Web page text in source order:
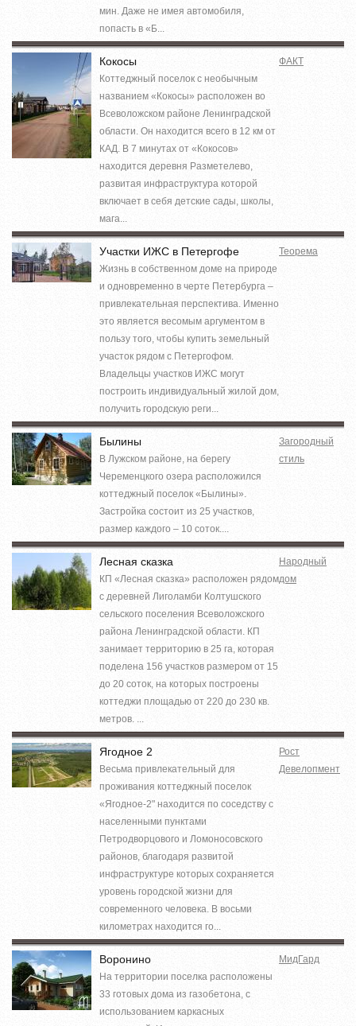
мин. Даже не имея автомобиля,
попасть в «Б...
Кокосы
Коттеджный поселок с необычным
названием «Кокосы» расположен во
Всеволожском районе Ленинградской
области. Он находится всего в 12 км от
КАД. В 7 минутах от «Кокосов»
находится деревня Разметелево,
развитая инфраструктура которой
включает в себя детские сады, школы,
мага...
ФАКТ
Участки ИЖС в Петергофе
Жизнь в собственном доме на природе
и одновременно в черте Петербурга –
привлекательная перспектива. Именно
это является весомым аргументом в
пользу того, чтобы купить земельный
участок рядом с Петергофом.
Владельцы участков ИЖС могут
построить индивидуальный жилой дом,
получить городскую реги...
Теорема
Былины
В Лужском районе, на берегу
Череменцкого озера расположился
коттеджный поселок «Былины».
Застройка состоит из 25 участков,
размер каждого – 10 соток....
Загородный
стиль
Лесная сказка
КП «Лесная сказка» расположен рядом
с деревней Лиголамби Колтушского
сельского поселения Всеволожского
района Ленинградской области. КП
занимает территорию в 25 га, которая
поделена 156 участков размером от 15
до 20 соток, на которых построены
коттеджи площадью от 220 до 230 кв.
метров. ...
Народный
дом
Ягодное 2
Весьма привлекательный для
проживания коттеджный поселок
«Ягодное-2" находится по соседству с
населенными пунктами
Петродворцового и Ломоносовского
районов, благодаря развитой
инфраструктуре которых сохраняется
уровень городской жизни для
современного человека. В восьми
километрах находится го...
Рост
Девелопмент
Воронино
На территории поселка расположены
33 готовых дома из газобетона, с
использованием каркасных
МидГард